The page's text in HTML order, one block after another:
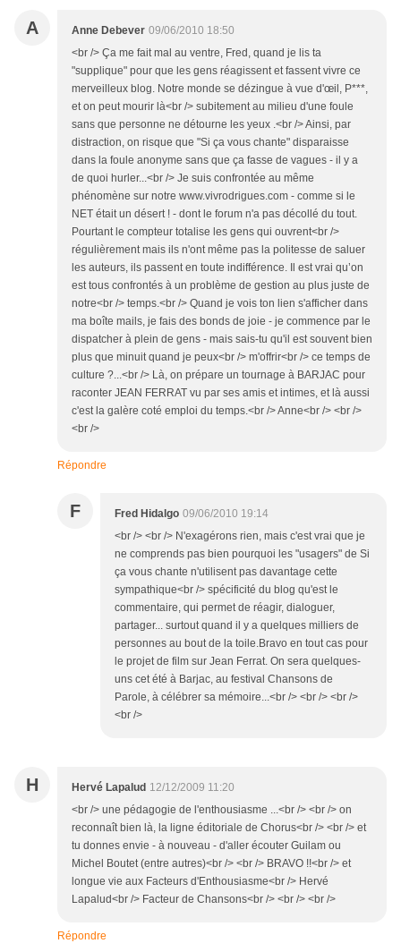
A Anne Debever 09/06/2010 18:50
<br /> Ça me fait mal au ventre, Fred, quand je lis ta
"supplique" pour que les gens réagissent et fassent vivre ce
merveilleux blog. Notre monde se dézingue à vue d'œil, P***,
et on peut mourir là<br /> subitement au milieu d'une foule
sans que personne ne détourne les yeux .<br /> Ainsi, par
distraction, on risque que "Si ça vous chante" disparaisse
dans la foule anonyme sans que ça fasse de vagues - il y a
de quoi hurler...<br /> Je suis confrontée au même
phénomène sur notre www.vivrodrigues.com - comme si le
NET était un désert ! - dont le forum n'a pas décollé du tout.
Pourtant le compteur totalise les gens qui ouvrent<br />
régulièrement mais ils n'ont même pas la politesse de saluer
les auteurs, ils passent en toute indifférence. Il est vrai qu’on
est tous confrontés à un problème de gestion au plus juste de
notre<br /> temps.<br /> Quand je vois ton lien s'afficher dans
ma boîte mails, je fais des bonds de joie - je commence par le
dispatcher à plein de gens - mais sais-tu qu'il est souvent bien
plus que minuit quand je peux<br /> m'offrir<br /> ce temps de
culture ?...<br /> Là, on prépare un tournage à BARJAC pour
raconter JEAN FERRAT vu par ses amis et intimes, et là aussi
c'est la galère coté emploi du temps.<br /> Anne<br /> <br />
<br />
Répondre
F Fred Hidalgo 09/06/2010 19:14
<br /> <br /> N'exagérons rien, mais c'est vrai que je
ne comprends pas bien pourquoi les "usagers" de Si
ça vous chante n'utilisent pas davantage cette
sympathique<br /> spécificité du blog qu'est le
commentaire, qui permet de réagir, dialoguer,
partager... surtout quand il y a quelques milliers de
personnes au bout de la toile.Bravo en tout cas pour
le projet de film sur Jean Ferrat. On sera quelques-
uns cet été à Barjac, au festival Chansons de
Parole, à célébrer sa mémoire...<br /> <br /> <br />
<br />
H Hervé Lapalud 12/12/2009 11:20
<br /> une pédagogie de l'enthousiasme ...<br /> <br /> on
reconnaît bien là, la ligne éditoriale de Chorus<br /> <br /> et
tu donnes envie - à nouveau - d'aller écouter Guilam ou
Michel Boutet (entre autres)<br /> <br /> BRAVO !!<br /> et
longue vie aux Facteurs d'Enthousiasme<br /> Hervé
Lapalud<br /> Facteur de Chansons<br /> <br /> <br />
Répondre